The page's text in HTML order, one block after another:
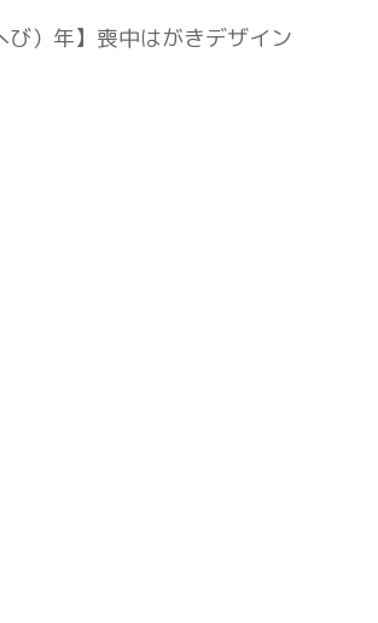
び）年】喪中はがきデザイン